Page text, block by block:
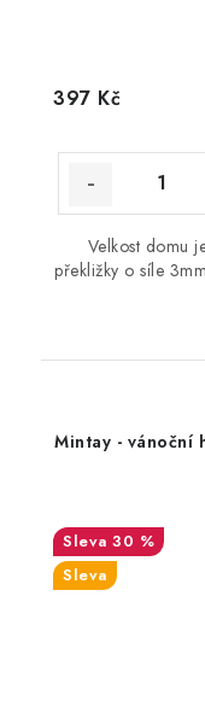
397 Kč
Velkost domu
překližky o síle
Mintay - vánoční
30 %
Sleva